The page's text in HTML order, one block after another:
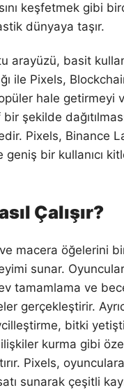
keşfetmek gibi
dünyaya taşır.
arayüzü, basit
ile Pixels,
hale getirmeyi
şekilde
Pixels, Binance
geniş bir kullanıcı
Çalışır?
macera öğelerini
sunar.
tamamlama ve
gerçekleştirir.
bitki
kurma gibi
Pixels,
sunarak çeşitli